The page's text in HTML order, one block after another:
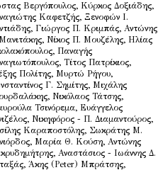
Βεργόπουλος, Κύρκος Δοξιάδης,
Καφετζής, Ξενοφών Ι.
Γιώργος Π. Κριμπάς, Αντώνης
Νίκος Π. Μουζέλης, Ηλίας
Παναγής
Τίτος Πατρίκιος,
Πολίτης, Μυρτώ Ρήγου,
Γ. Σημίτης, Μιχάλης
Νικόλαος Τάτσης,
Τσινόρεμα, Ευάγγελος
Νικηφόρος - Π. Διαμαντούρος,
Καραποστόλης, Σωκράτης Μ.
Μαρία Θ. Κούση, Αντώνης
Αναστάσιος - Ιωάννης Δ.
Άκης (Peter) Μπράτσης,